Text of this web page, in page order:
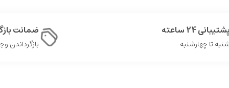
پشتیبانی 24 ساعته
شنبه تا چهارشنبه
ضمانت
بازگرداندن وجه